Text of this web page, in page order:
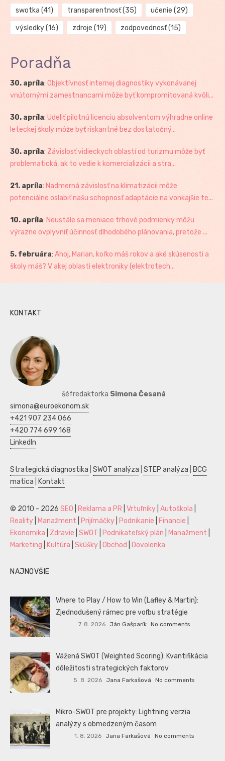
swotka (41) transparentnosť(35) učenie (29)
výsledky(16) zdroje (19) zodpovednosť(15)
Poradňa
30. apríla: Objektívnosť internej diagnostiky vykonávanej
vnútornými zamestnancami môže byť kompromitovaná kvôli...
30. apríla: Udeliť pilotnú licenciu absolventom výhradne online
leteckej školy môže byť riskantné bez dostatočný...
30. apríla: Závislosť vidieckych oblastí od turizmu môže byť
problematická, ak to vedie k komercializácii a stra...
21. apríla: Nadmerná závislosť na klimatizácii môže
potenciálne oslabiť našu schopnosť adaptácie na vonkajšie te...
10. apríla: Neustále sa meniace trhové podmienky môžu
výrazne ovplyvniť účinnosť dlhodobého plánovania, pretože ...
5. februára: Ahoj, Marian, koľko máš rokov a aké skúsenosti a
školy máš? V akej oblasti elektroniky (elektrotech...
KONTAKT
šéfredaktorka Simona Česaná
simona@euroekonom.sk
+421 907 234 066
+420 774 699 168
LinkedIn
Strategická diagnostika SWOT analýza STEP analýza
BCG
matica
Kontakt
© 2010 - 2026 SEO Reklama a PR Vrtuľníky Autoškola
Reality
Manažment Prijímáčky Podnikanie Financie
Ekonomika
Zdravie SWOT Podnikateľský plán Manažment
Marketing
Kultúra Skúšky Obchod Dovolenka
NAJNOVŠIE
Where to Play / How to Win (Lafley & Martin):
Zjednodušený rámec pre voľbu stratégie
7. 8. 2026 Ján Gašparík No comments
Vážená SWOT (Weighted Scoring): Kvantifikácia
dôležitosti strategických faktorov
5. 8. 2026 Jana Farkašová No comments
Mikro-SWOT pre projekty: Lightning verzia
analýzy s obmedzeným časom
1. 8. 2026 Jana Farkašová No comments